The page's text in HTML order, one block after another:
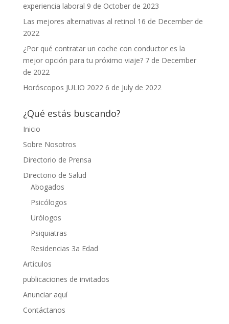
experiencia laboral 9 de October de 2023
Las mejores alternativas al retinol 16 de December de
2022
¿Por qué contratar un coche con conductor es la
mejor opción para tu próximo viaje? 7 de December
de 2022
Horóscopos JULIO 2022 6 de July de 2022
¿Qué estás buscando?
Inicio
Sobre Nosotros
Directorio de Prensa
Directorio de Salud
Abogados
Psicólogos
Urólogos
Psiquiatras
Residencias 3a Edad
Articulos
publicaciones de invitados
Anunciar aquí
Contáctanos